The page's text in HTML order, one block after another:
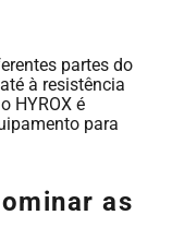
partes do
à resistência
HYROX é
para
as